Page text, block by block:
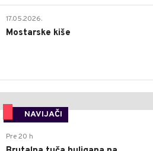
17.05.2026.
Mostarske kiše
NAVIJAČI
Pre 20 h